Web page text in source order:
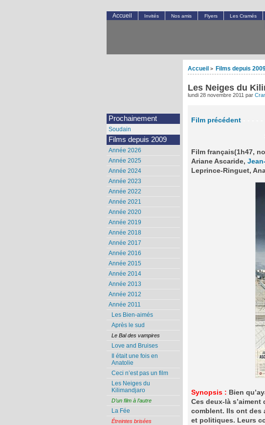
Accueil > Films depuis
Les Neiges du
lundi 28 novembre 2011 par
Film précédent
Film français(1h47,
Ariane Ascaride,
Leprince-Ringuet,
Synopsis : Bien
Ces deux-là
comblent. Ils ont des
et politiques. Leurs
Accueil Invités Nos amis Flyers Les Cramés
Prochainement
Soudain
Films depuis 2009
Année 2026
Année 2025
Année 2024
Année 2023
Année 2022
Année 2021
Année 2020
Année 2019
Année 2018
Année 2017
Année 2016
Année 2015
Année 2014
Année 2013
Année 2012
Année 2011
Les Bien-aimés
Après le sud
Le Bal des vampires
Love and Bruises
Il était une fois en
Anatolie
Ceci n’est pas un film
Les Neiges du
Kilimandjaro
D’un film à l’autre
La Fée
Étreintes brisées